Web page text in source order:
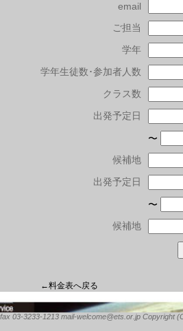
email
ご担当
学年
学年生徒数･参加者人数
クラス数
出発予定日
〜
候補地
出発予定日
〜
候補地
←料金表へ戻る
03-3233-1213 mail-welcome@ets.or.jp Copyright